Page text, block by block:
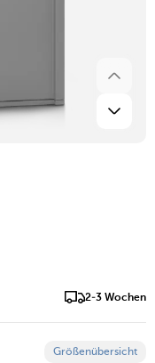
2-3 Wochen
Größenübersicht